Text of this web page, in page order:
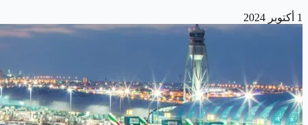
1 أكتوبر 2024